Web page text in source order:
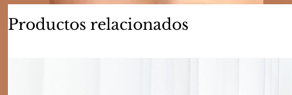
Productos relacionados